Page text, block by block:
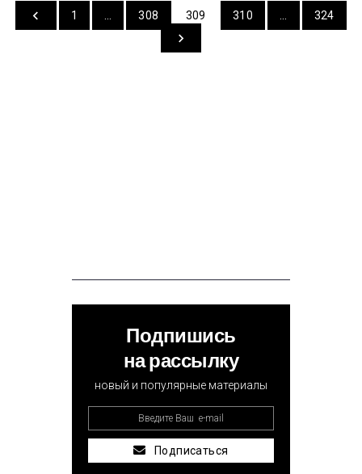
1 308 309 310 324
Подпишись
на рассылку
новый и популярные материалы
Подписаться